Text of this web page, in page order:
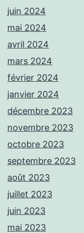
juin 2024
mai 2024
avril 2024
mars 2024
février 2024
janvier 2024
décembre 2023
novembre 2023
octobre 2023
septembre 2023
août 2023
juillet 2023
juin 2023
mai 2023